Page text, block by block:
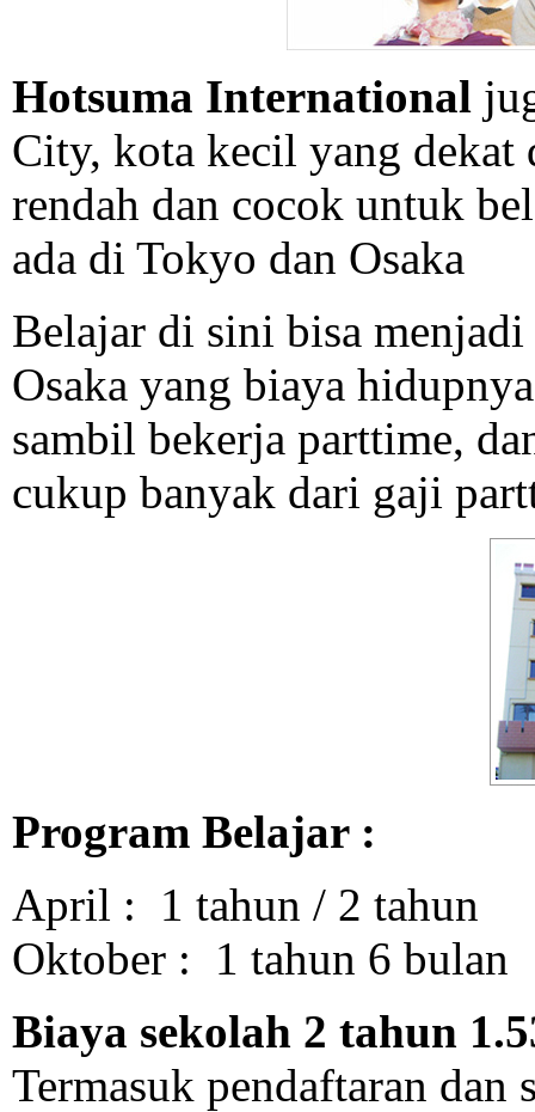
Hotsuma International
City, kota kecil yang dekat
rendah dan cocok untuk
ada di Tokyo dan Osaka
Belajar di sini bisa
Osaka yang biaya
sambil bekerja parttime,
cukup banyak dari gaji
Program Belajar :
April : 1 tahun / 2 tahun
Oktober : 1 tahun 6 bulan
Biaya sekolah 2 tahun
Termasuk pendaftaran dan